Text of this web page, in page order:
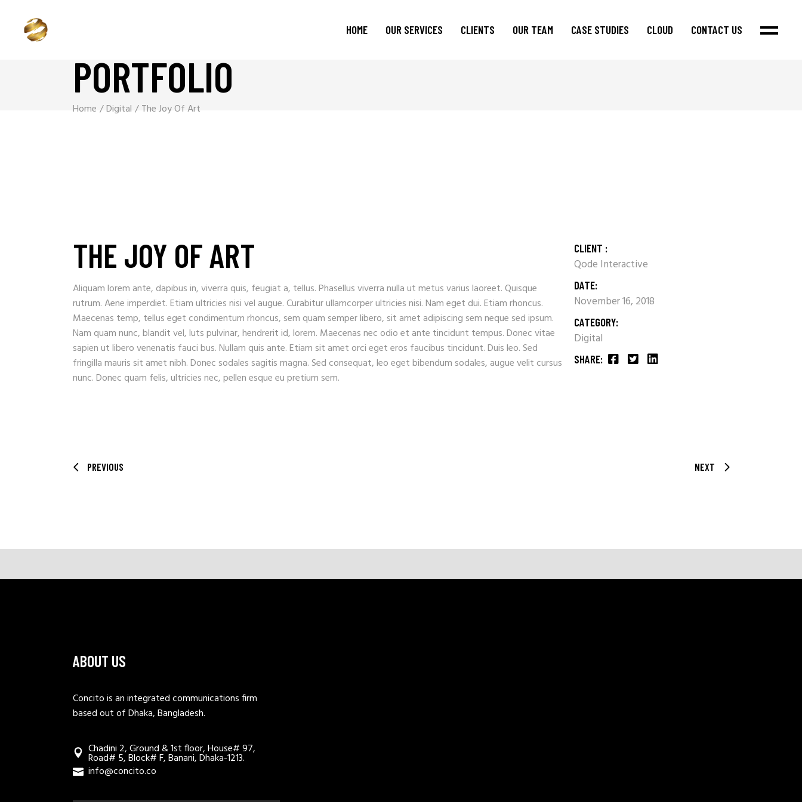
HOME OUR SERVICES CLIENTS OUR TEAM CASE STUDIES CLOUD CONTACT US
PORTFOLIO
Home Digital The Joy Of Art
THE JOY OF ART
Aliquam lorem ante, dapibus in, viverra quis, feugiat a, tellus. Phasellus viverra nulla ut metus varius laoreet. Quisque
rutrum. Aene imperdiet. Etiam ultricies nisi vel augue. Curabitur ullamcorper ultricies nisi. Nam eget dui. Etiam rhoncus.
Maecenas temp, tellus eget condimentum rhoncus, sem quam semper libero, sit amet adipiscing sem neque sed ipsum.
Nam quam nunc, blandit vel, luts pulvinar, hendrerit id, lorem. Maecenas nec odio et ante tincidunt tempus. Donec vitae
sapien ut libero venenatis fauci bus. Nullam quis ante. Etiam sit amet orci eget eros faucibus tincidunt. Duis leo. Sed
fringilla mauris sit amet nibh. Donec sodales sagitis magna. Sed consequat, leo eget bibendum sodales, augue velit cursus
nunc. Donec quam felis, ultricies nec, pellen esque eu pretium sem.
CLIENT :
Qode Interactive
DATE:
November 16, 2018
CATEGORY:
Digital
SHARE:
PREVIOUS NEXT
ABOUT US
Concito is an integrated communications firm
based out of Dhaka, Bangladesh.
Chadini 2, Ground & 1st floor, House# 97,
Road# 5, Block# F, Banani, Dhaka-1213.
info@concito.co